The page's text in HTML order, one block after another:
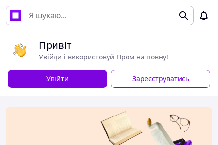
Привіт
Увійди і використовуй Пром на повну!
Увійти Зареєструватись